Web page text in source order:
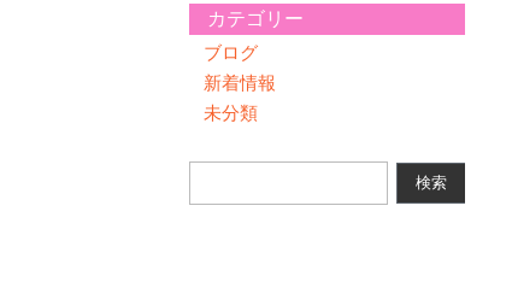
カテゴリー
ブログ
新着情報
未分類